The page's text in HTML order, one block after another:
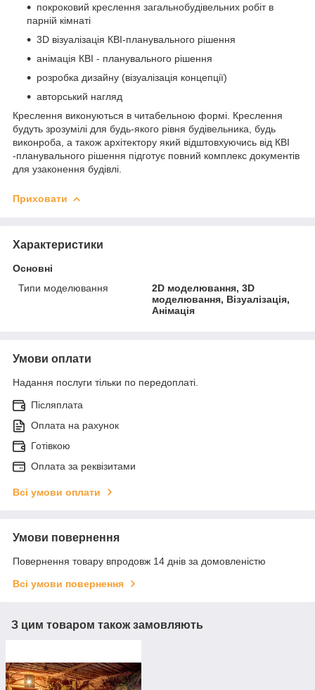
покроковий креслення загальнобудівельних робіт в
парній кімнаті
3D візуалізація КВІ-планувального рішення
анімація КВІ - планувального рішення
розробка дизайну (візуалізація концепції)
авторський нагляд
Креслення виконуються в читабельною формі. Креслення
будуть зрозумілі для будь-якого рівня будівельника, будь
виконроба, а також архітектору який відштовхуючись від КВІ
-планувального рішення підготує повний комплекс документів
для узаконення будівлі.
Приховати
Характеристики
Основні
Типи моделювання
2D моделювання, 3D
моделювання, Візуалізація,
Анімація
Умови оплати
Надання послуги тільки по передоплаті.
Післяплата
Оплата на рахунок
Готівкою
Оплата за реквізитами
Всі умови оплати
Умови повернення
Повернення товару впродовж 14 днів за домовленістю
Всі умови повернення
З цим товаром також замовляють